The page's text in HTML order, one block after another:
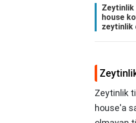
Zeytinlik
house
zeytinlik
Zeytinlik
house'a